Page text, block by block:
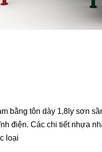
bằng tôn dày 1,8ly sơn
điện. Các chi tiết nhựa
loại